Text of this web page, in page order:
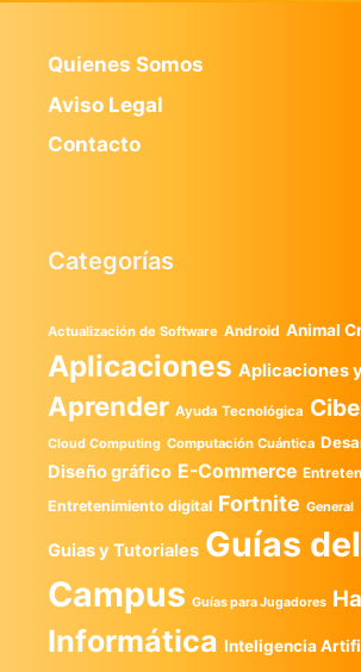
Quienes Somos
Aviso Legal
Contacto
Categorías
Actualización de Software Android Animal
Aplicaciones Aplicaciones
Aprender Ayuda Tecnológica
Cloud Computing Computación Cuántica
Diseño gráfico E-Commerce
Entretenimiento digital Fortnite General
Guias y Tutoriales Guías del
Campus Guías para Jugadores
Informática Inteligencia